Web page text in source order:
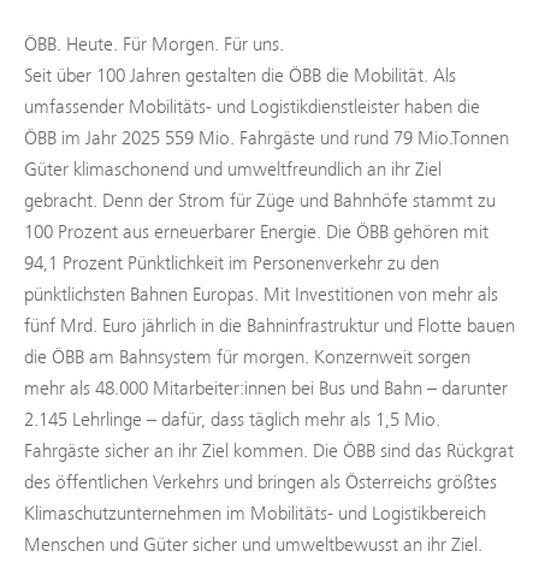
ÖBB. Heute. Für Morgen. Für uns.
Seit über 100 Jahren gestalten die ÖBB die Mobilität. Als
umfassender Mobilitäts- und Logistikdienstleister haben die
ÖBB im Jahr 2025 559 Mio. Fahrgäste und rund 79 Mio.Tonnen
Güter klimaschonend und umweltfreundlich an ihr Ziel
gebracht. Denn der Strom für Züge und Bahnhöfe stammt zu
100 Prozent aus erneuerbarer Energie. Die ÖBB gehören mit
94,1 Prozent Pünktlichkeit im Personenverkehr zu den
pünktlichsten Bahnen Europas. Mit Investitionen von mehr als
fünf Mrd. Euro jährlich in die Bahninfrastruktur und Flotte bauen
die ÖBB am Bahnsystem für morgen. Konzernweit sorgen
mehr als 48.000 Mitarbeiter:innen bei Bus und Bahn – darunter
2.145 Lehrlinge – dafür, dass täglich mehr als 1,5 Mio.
Fahrgäste sicher an ihr Ziel kommen. Die ÖBB sind das Rückgrat
des öffentlichen Verkehrs und bringen als Österreichs größtes
Klimaschutzunternehmen im Mobilitäts- und Logistikbereich
Menschen und Güter sicher und umweltbewusst an ihr Ziel.